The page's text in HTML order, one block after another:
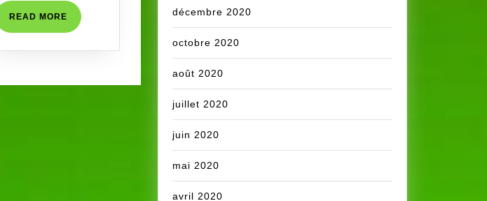
Savalou
Bantè
READ MOREREAD
MORE
décembre 2020
octobre 2020
août 2020
juillet 2020
juin 2020
mai 2020
avril 2020